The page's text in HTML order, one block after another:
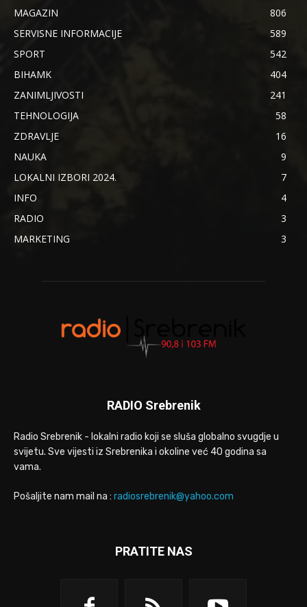
MAGAZIN
806
SERVISNE INFORMACIJE
589
SPORT
542
BIHAMK
404
ZANIMLJIVOSTI
241
TEHNOLOGIJA
58
ZDRAVLJE
16
NAUKA
9
LOKALNI IZBORI 2024.
7
INFO
4
RADIO
3
MARKETING
3
RADIO Srebrenik
Radio Srebrenik - lokalni radio koji se sluša globalno svugdje u
svijetu. Sve vijesti iz Srebrenika i okoline već 40 godina sa
vama.
Pošaljite nam mail na : radiosrebrenik@yahoo.com
PRATITE NAS